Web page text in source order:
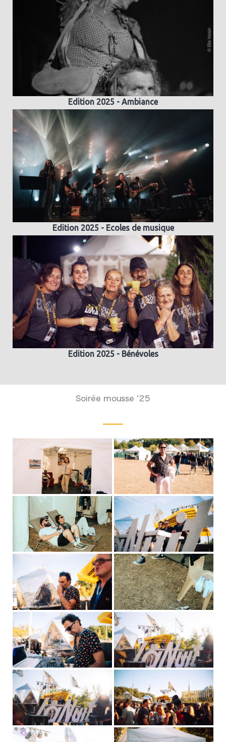
Edition 2025 - Ambiance
Edition 2025 - Ecoles de musique
Edition 2025 - Bénévoles
Soirée mousse ’25